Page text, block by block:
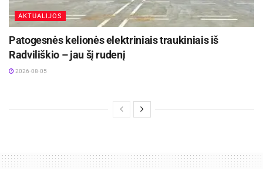
AKTUALIJOS
Patogesnės kelionės elektriniais traukiniais iš
Radviliškio – jau šį rudenį
2026-08-05